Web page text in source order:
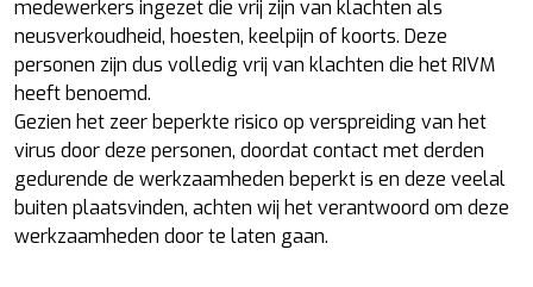
medewerkers ingezet die vrij zijn van klachten als
neusverkoudheid, hoesten, keelpijn of koorts. Deze
personen zijn dus volledig vrij van klachten die het RIVM
heeft benoemd.
Gezien het zeer beperkte risico op verspreiding van het
virus door deze personen, doordat contact met derden
gedurende de werkzaamheden beperkt is en deze veelal
buiten plaatsvinden, achten wij het verantwoord om deze
werkzaamheden door te laten gaan.